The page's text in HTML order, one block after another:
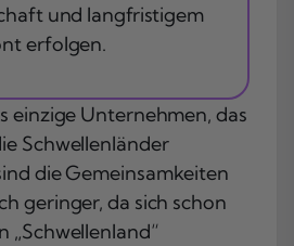
und langfristigem
erfolgen.
einzige Unternehmen, das
Schwellenländer
die Gemeinsamkeiten
geringer, da sich schon
„Schwellenland“